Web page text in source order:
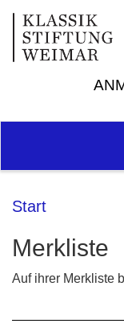
Start
Merkliste
Auf ihrer Merkliste